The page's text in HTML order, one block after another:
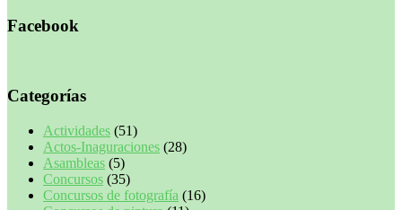
Facebook
Categorías
Actividades (51)
Actos-Inaguraciones (28)
Asambleas (5)
Concursos (35)
Concursos de fotografía (16)